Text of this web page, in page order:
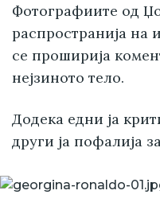
Фотографиите од
распространија на
се проширија
нејзиното тело.
Додека едни ја
други ја пофалија